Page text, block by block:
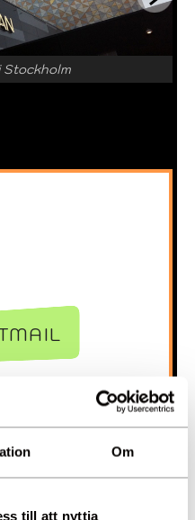
Om
till att nyttja
Stockholm